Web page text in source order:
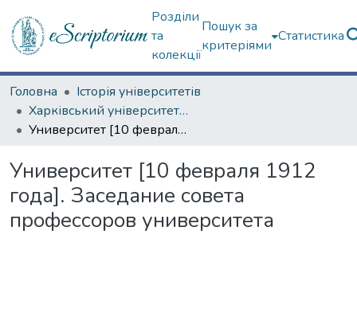
Розділи
та
колекції
Пошук за
критеріями
Статистика
Головна
Історія університетів
Харківський університет (сторінками періодичних видань)
Университет [10 февраля 1912 года]. Заседание совета профессоров университета
Университет [10 февраля 1912
года]. Заседание совета
профессоров университета